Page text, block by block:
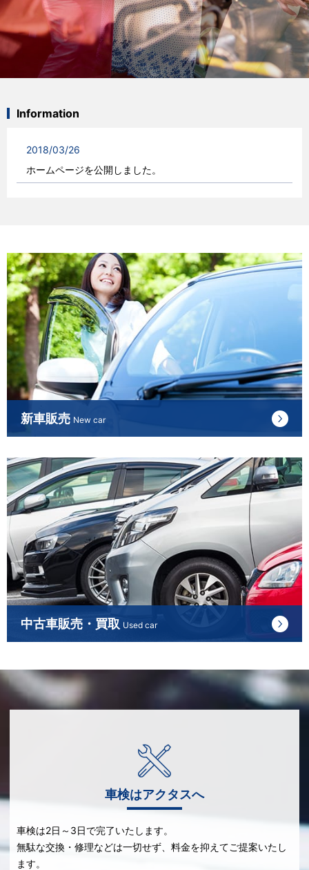
Information
2018/03/26
ホームページを公開しました。
新車販売 New car
中古車販売・買取 Used car
車検はアクタスへ
車検は2日～3日で完了いたします。
無駄な交換・修理などは一切せず、料金を抑えてご提案いたし
ます。